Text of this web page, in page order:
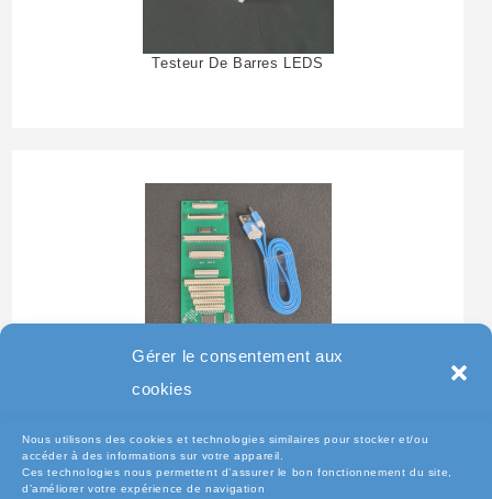
Gérer le consentement aux
cookies
Nous utilisons des cookies et technologies similaires pour stocker et/ou
accéder à des informations sur votre appareil.
Ces technologies nous permettent d’assurer le bon fonctionnement du site,
d’améliorer votre expérience de navigation
Testeur De Barres LEDS